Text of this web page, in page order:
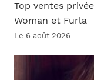
Top ventes
Woman et Furla
Le 6 août 2026